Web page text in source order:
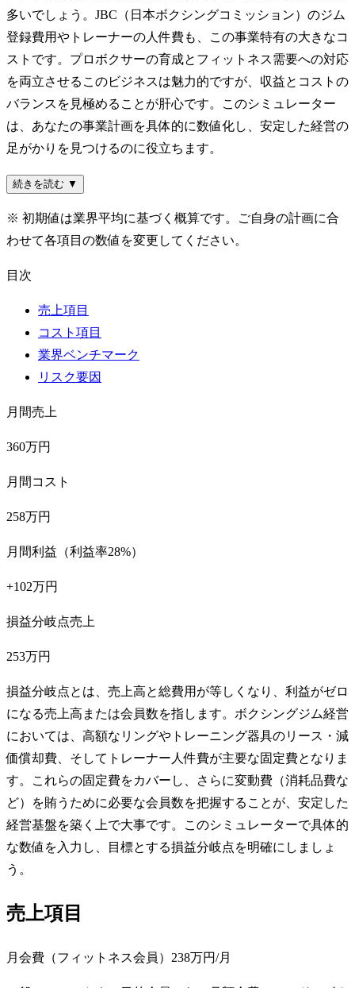
多いでしょう。JBC（日本ボクシングコミッション）のジム
登録費用やトレーナーの人件費も、この事業特有の大きなコ
ストです。プロボクサーの育成とフィットネス需要への対応
を両立させるこのビジネスは魅力的ですが、収益とコストの
バランスを見極めることが肝心です。このシミュレーター
は、あなたの事業計画を具体的に数値化し、安定した経営の
足がかりを見つけるのに役立ちます。
続きを読む ▼
※ 初期値は業界平均に基づく概算です。ご自身の計画に合
わせて各項目の数値を変更してください。
目次
売上項目
コスト項目
業界ベンチマーク
リスク要因
月間売上
360万円
月間コスト
258万円
月間利益（利益率28%）
+102万円
損益分岐点売上
253万円
損益分岐点とは、売上高と総費用が等しくなり、利益がゼロ
になる売上高または会員数を指します。ボクシングジム経営
においては、高額なリングやトレーニング器具のリース・減
価償却費、そしてトレーナー人件費が主要な固定費となりま
す。これらの固定費をカバーし、さらに変動費（消耗品費な
ど）を賄うために必要な会員数を把握することが、安定した
経営基盤を築く上で大事です。このシミュレーターで具体的
な数値を入力し、目標とする損益分岐点を明確にしましょ
う。
売上項目
月会費（フィットネス会員） 238万円/月